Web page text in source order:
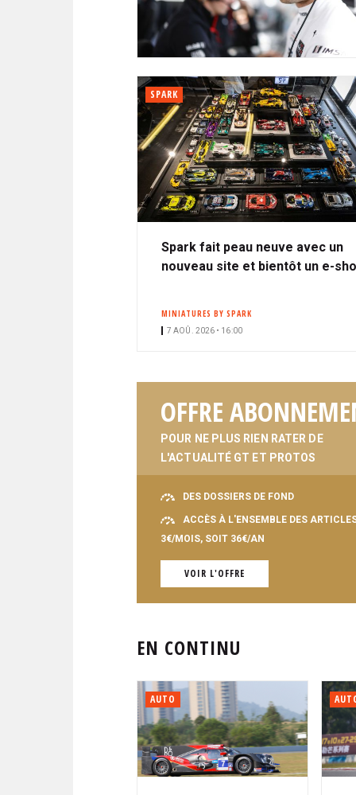
I
P
A
L
E
N
SPARK
Spark fait peau neuve avec un
nouveau site et bientôt un e-
MINIATURES BY SPARK
7 AOÛ. 2026 • 16:00
OFFRE
POUR NE PLUS RIEN RATER DE
L'ACTUALITÉ GT ET PROTOS
DES DOSSIERS DE FOND
ACCÈS À L'ENSEMBLE DES
3€/MOIS, SOIT 36€/AN
VOIR L'OFFRE
EN CONTINU
AUTO